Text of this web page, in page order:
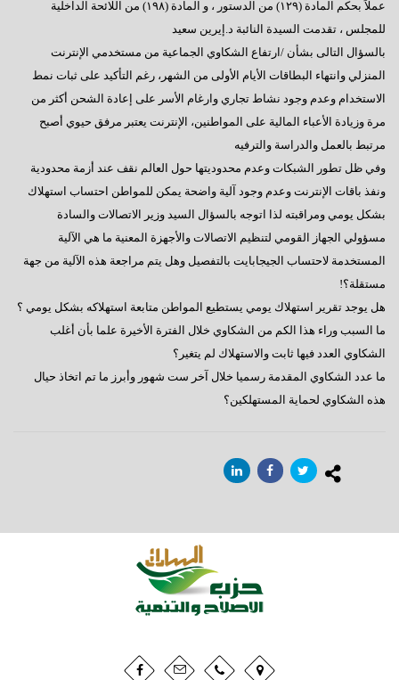
عملاً بحكم المادة (١٢٩) من الدستور ، و المادة (١٩٨) من اللائحة الداخلية
للمجلس ، تقدمت السيدة النائبة د.إيرين سعيد
بالسؤال التالى بشأن /ارتفاع الشكاوي الجماعية من مستخدمي الإنترنت
المنزلي وانتهاء البطاقات الأيام الأولى من الشهر، رغم التأكيد على ثبات نمط
الاستخدام وعدم وجود نشاط تجاري وارغام الأسر على إعادة الشحن أكثر من
مرة وزيادة الأعباء المالية على المواطنين، الإنترنت يعتبر مرفق حيوي أصبح
مرتبط بالعمل والدراسة والترفيه
وفي ظل تطور الشبكات وعدم محدوديتها حول العالم نقف عند أزمة محدودية
ونفذ باقات الإنترنت وعدم وجود آلية واضحة يمكن للمواطن احتساب استهلاك
بشكل يومي ومراقبته لذا اتوجه بالسؤال السيد وزير الاتصالات والسادة
مسؤولي الجهاز القومي لتنظيم الاتصالات والأجهزة المعنية ما هي الآلية
المستخدمة لاحتساب الجيجابايت بالتفصيل وهل يتم مراجعة هذه الآلية من جهة
مستقلة؟!
هل يوجد تقرير استهلاك يومي يستطيع المواطن متابعة استهلاكه بشكل يومي ؟
‏ما السبب وراء هذا الكم من الشكاوي خلال الفترة الأخيرة علما بأن أغلب
الشكاوي العدد فيها ثابت والاستهلاك لم يتغير؟
‏ما عدد الشكاوي المقدمة رسميا خلال آخر ست شهور وأبرز ما تم اتخاذ حيال
هذه الشكاوي لحماية المستهلكين؟